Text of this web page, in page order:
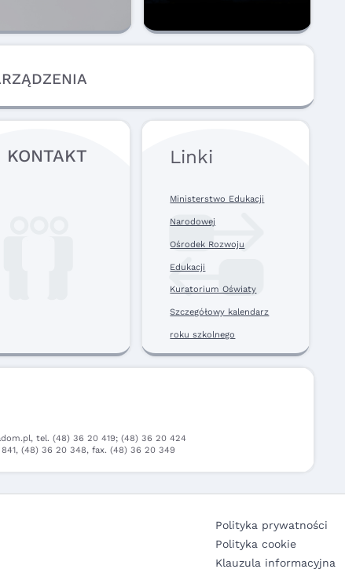
KONTAKT Linki
Ministerstwo Edukacji
Narodowej
Ośrodek Rozwoju
Edukacji
Kuratorium Oświaty
Szczegółowy kalendarz
roku szkolnego
Radom - siła w precyzji
tel. (48) 36 20 419; (48) 36 20 424
(48) 36 20 348, fax. (48) 36 20 349
Polityka prywatności
Polityka cookie
Klauzula informacyjna